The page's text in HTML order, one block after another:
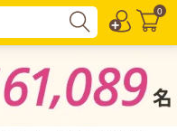
0